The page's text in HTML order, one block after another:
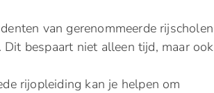
van gerenommeerde rijscholen
bespaart niet alleen tijd, maar ook
rijopleiding kan je helpen om